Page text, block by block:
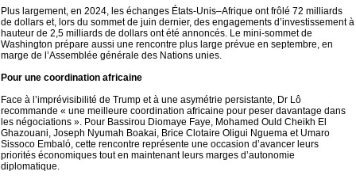
Plus largement, en 2024, les échanges États-Unis–Afrique ont frôlé 72 milliards
de dollars et, lors du sommet de juin dernier, des engagements d’investissement à
hauteur de 2,5 milliards de dollars ont été annoncés. Le mini-sommet de
Washington prépare aussi une rencontre plus large prévue en septembre, en
marge de l’Assemblée générale des Nations unies.
Pour une coordination africaine
Face à l’imprévisibilité de Trump et à une asymétrie persistante, Dr Lô
recommande « une meilleure coordination africaine pour peser davantage dans
les négociations ». Pour Bassirou Diomaye Faye, Mohamed Ould Cheikh El
Ghazouani, Joseph Nyumah Boakai, Brice Clotaire Oligui Nguema et Umaro
Sissoco Embaló, cette rencontre représente une occasion d’avancer leurs
priorités économiques tout en maintenant leurs marges d’autonomie
diplomatique.